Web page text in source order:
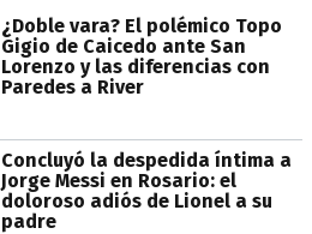
¿Doble vara? El polémico Topo
Gigio de Caicedo ante San
Lorenzo y las diferencias con
Paredes a River
Concluyó la despedida íntima a
Jorge Messi en Rosario: el
doloroso adiós de Lionel a su
padre